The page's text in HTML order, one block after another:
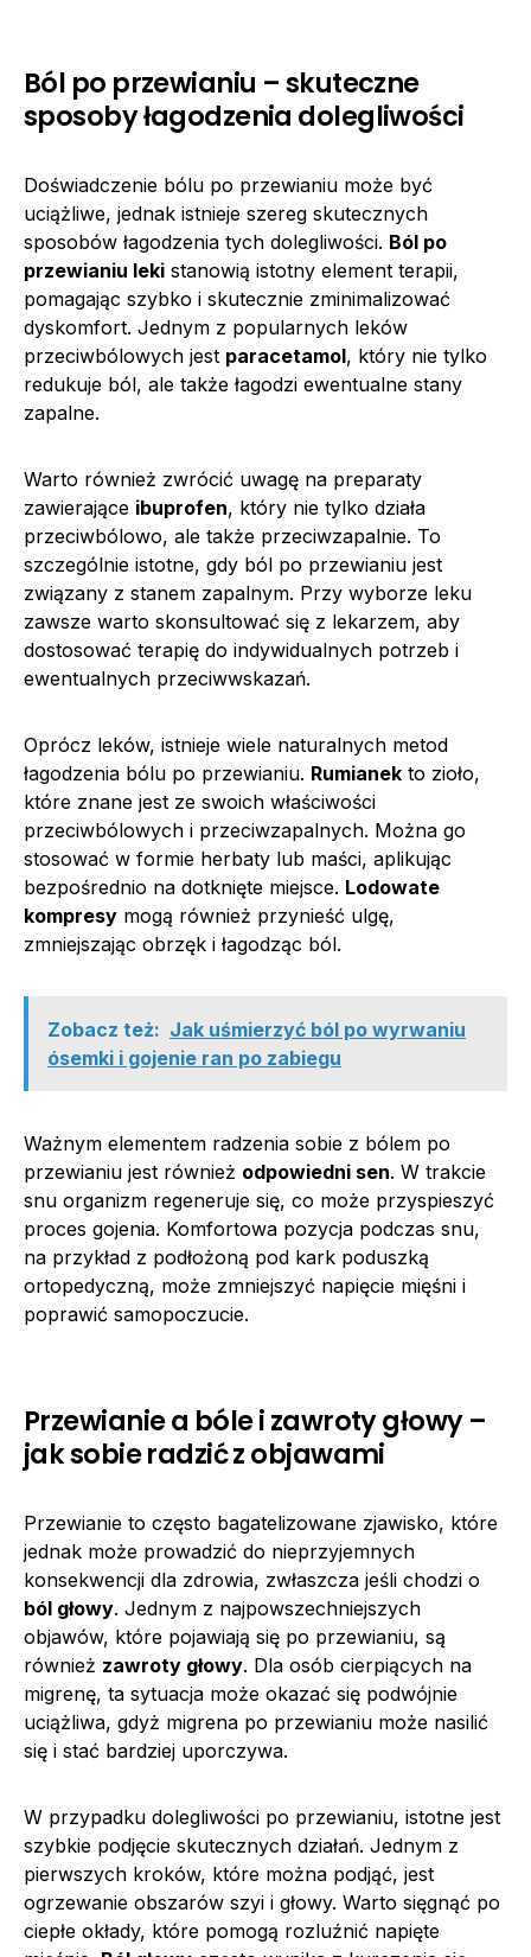
Ból po przewianiu – skuteczne
sposoby łagodzenia dolegliwości
Doświadczenie bólu po przewianiu może być
uciążliwe, jednak istnieje szereg skutecznych
sposobów łagodzenia tych dolegliwości. Ból po
przewianiu leki stanowią istotny element terapii,
pomagając szybko i skutecznie zminimalizować
dyskomfort. Jednym z popularnych leków
przeciwbólowych jest paracetamol, który nie tylko
redukuje ból, ale także łagodzi ewentualne stany
zapalne.
Warto również zwrócić uwagę na preparaty
zawierające ibuprofen, który nie tylko działa
przeciwbólowo, ale także przeciwzapalnie. To
szczególnie istotne, gdy ból po przewianiu jest
związany z stanem zapalnym. Przy wyborze leku
zawsze warto skonsultować się z lekarzem, aby
dostosować terapię do indywidualnych potrzeb i
ewentualnych przeciwwskazań.
Oprócz leków, istnieje wiele naturalnych metod
łagodzenia bólu po przewianiu. Rumianek to zioło,
które znane jest ze swoich właściwości
przeciwbólowych i przeciwzapalnych. Można go
stosować w formie herbaty lub maści, aplikując
bezpośrednio na dotknięte miejsce. Lodowate
kompresy mogą również przynieść ulgę,
zmniejszając obrzęk i łagodząc ból.
Zobacz też: Jak uśmierzyć ból po wyrwaniu
ósemki i gojenie ran po zabiegu
Ważnym elementem radzenia sobie z bólem po
przewianiu jest również odpowiedni sen. W trakcie
snu organizm regeneruje się, co może przyspieszyć
proces gojenia. Komfortowa pozycja podczas snu,
na przykład z podłożoną pod kark poduszką
ortopedyczną, może zmniejszyć napięcie mięśni i
poprawić samopoczucie.
Przewianie a bóle i zawroty głowy –
jak sobie radzić z objawami
Przewianie to często bagatelizowane zjawisko, które
jednak może prowadzić do nieprzyjemnych
konsekwencji dla zdrowia, zwłaszcza jeśli chodzi o
ból głowy. Jednym z najpowszechniejszych
objawów, które pojawiają się po przewianiu, są
również zawroty głowy. Dla osób cierpiących na
migrenę, ta sytuacja może okazać się podwójnie
uciążliwa, gdyż migrena po przewianiu może nasilić
się i stać bardziej uporczywa.
W przypadku dolegliwości po przewianiu, istotne jest
szybkie podjęcie skutecznych działań. Jednym z
pierwszych kroków, które można podjąć, jest
ogrzewanie obszarów szyi i głowy. Warto sięgnąć po
ciepłe okłady, które pomogą rozluźnić napięte